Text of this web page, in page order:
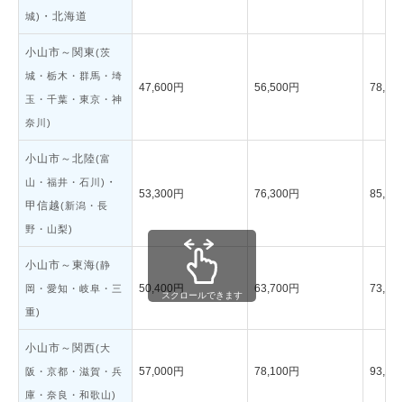
城) ・北海道
小山市～関東(茨
城・栃木・群馬・埼
玉・千葉・東京・神
奈川)
47,600円 56,500円
小山市～北陸(富
山・福井・石川) ・
甲信越(新潟・長
野・山梨)
53,300円 76,300円
小山市～東海(静
岡・愛知・岐阜・三
重)
50,400円 63,700円
小山市～関西(大
阪・京都・滋賀・兵
庫・奈良・和歌山)
57,000円 78,100円